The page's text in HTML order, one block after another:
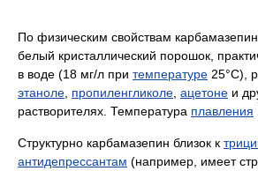
По физическим свойствам
белый кристаллический порошок,
в воде (18 мг/л при температуре 25°С),
этаноле пропиленгликоле ацетоне и
растворителях. Температура плавления
Структурно карбамазепин близок к
антидепрессантам (например, имеет